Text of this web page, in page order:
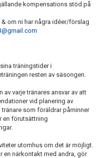
kompensations stöd på
om ni har några idéer/förslag
träningstider i
resten av säsongen.
varje tränares ansvar av att
vid planering av
som föräldrar påminner
en förutsättning
utomhus om det är möjligt.
närkontakt med andra, gör